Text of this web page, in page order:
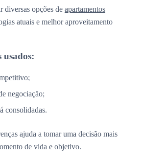
diversas opções de apartamentos
atuais e melhor aproveitamento
usados:
negociação;
consolidadas.
ajuda a tomar uma decisão mais
de vida e objetivo.